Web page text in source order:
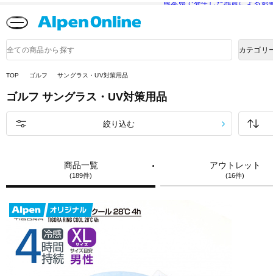
熊本県で発生した地震による影
品
検
カテゴリ
TOP ゴルフ サングラス・UV対策用品
ゴルフ サングラス・UV対策用品
商品一覧
(189件)
アウトレット
(16件)
絞り込む